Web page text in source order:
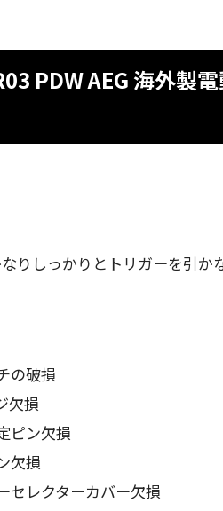
PDW AEG 海外製
りしっかりとトリガーを引か
の破損
欠損
ピン欠損
欠損
セレクターカバー欠損